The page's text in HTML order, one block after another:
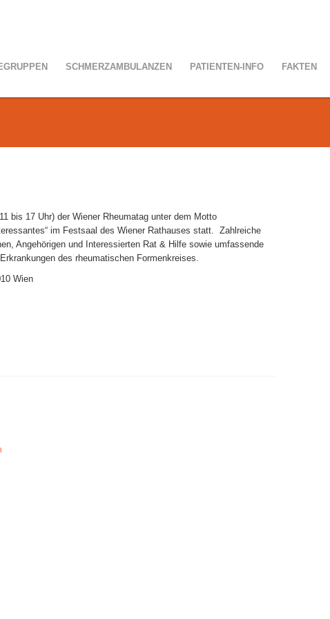
SCHMERZAMBULANZEN PATIENTEN-INFO FAKTEN
bis 17 Uhr) der Wiener Rheumatag unter dem Motto
im Festsaal des Wiener Rathauses statt. Zahlreiche
Angehörigen und Interessierten Rat & Hilfe sowie umfassende
des rheumatischen Formenkreises.
Wien